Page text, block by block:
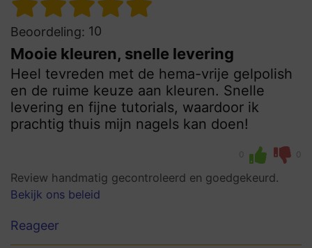
Beoordeling: 10
Mooie kleuren, snelle levering
Heel tevreden met de hema-vrije gelpolish
en de ruime keuze aan kleuren. Snelle
levering en fijne tutorials, waardoor ik
prachtig thuis mijn nagels kan doen!
0 0
Review handmatig gecontroleerd en goedgekeurd.
Bekijk ons beleid
Reageer